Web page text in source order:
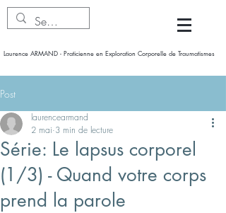
Laurence ARMAND - Praticienne en Exploration Corporelle de Traumatismes
Post
Série: Le lapsus corporel
(1/3) - Quand votre corps
prend la parole
laurencearmand
2 mai 3 min de lecture